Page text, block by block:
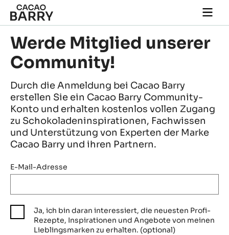
Skip to main content
main
Werde Mitglied unserer
Community!
Durch die Anmeldung bei Cacao Barry
erstellen Sie ein Cacao Barry Community-
Konto und erhalten kostenlos vollen Zugang
zu Schokoladeninspirationen, Fachwissen
und Unterstützung von Experten der Marke
Cacao Barry und ihren Partnern.
E-Mail-Adresse
Ja, ich bin daran interessiert, die neuesten Profi-
Rezepte, Inspirationen und Angebote von meinen
Lieblingsmarken zu erhalten. (optional)